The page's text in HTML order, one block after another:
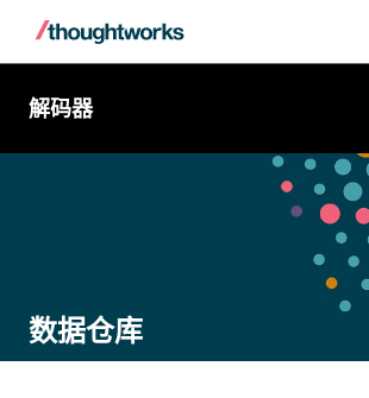
解码器
数据仓库